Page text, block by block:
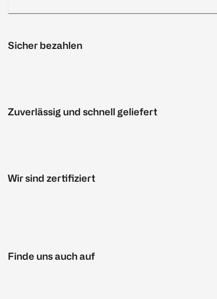
Sicher bezahlen
Zuverlässig und schnell geliefert
Wir sind zertifiziert
Finde uns auch auf